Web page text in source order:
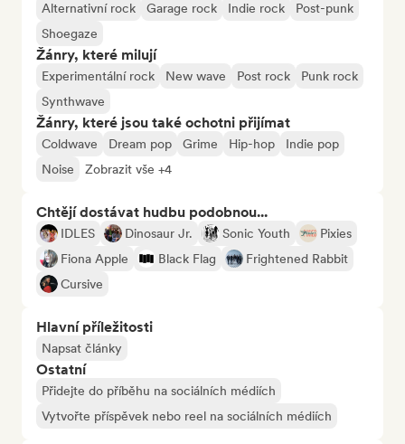
Alternativní rock Garage rock Indie rock
Post-punk
Shoegaze
Žánry, které milují
Experimentální rock New wave Post rock
Punk rock
Synthwave
Žánry, které jsou také ochotni přijímat
Coldwave Dream pop Grime Hip-hop
Indie pop
Noise
Zobrazit vše +4
Chtějí dostávat hudbu podobnou...
IDLES Dinosaur Jr. Sonic Youth
Pixies
Fiona Apple
Black Flag
Frightened Rabbit
Cursive
Hlavní příležitosti
Napsat články
Ostatní
Přidejte do příběhu na sociálních médiích
Vytvořte příspěvek nebo reel na sociálních médiích